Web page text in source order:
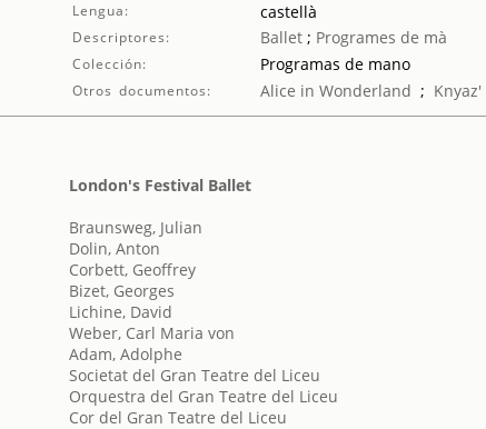
Lengua: castellà
Descriptores: Ballet; Programes de mà
Colección: Programas de mano
Otros documentos: Alice in Wonderland ;
London's Festival Ballet
Braunsweg, Julian
Dolin, Anton
Corbett, Geoffrey
Bizet, Georges
Lichine, David
Weber, Carl Maria von
Adam, Adolphe
Societat del Gran Teatre del Liceu
Orquestra del Gran Teatre del Liceu
Cor del Gran Teatre del Liceu